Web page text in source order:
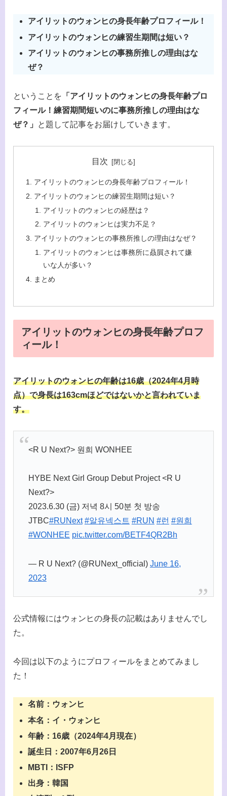
アイリットのウォンヒの身長年齢プロフィール！
アイリットのウォンヒの練習生期間は短い？
アイリットのウォンヒの事務所推しの理由はな
ぜ？
ということを 「アイリットのウォンヒの身長年齢プロ
フィール！練習期間短いのに事務所推しの理由はな
ぜ？」
と題して記事をお届けしていきます。
目次
アイリットのウォンヒの身長年齢プロフィール！
アイリットのウォンヒの練習生期間は短い？
アイリットのウォンヒの経歴は？
アイリットのウォンヒは実力不足？
アイリットのウォンヒの事務所推しの理由はなぜ？
アイリットのウォンヒは事務所に贔屓されて嫌
いな人が多い？
まとめ
アイリットのウォンヒの身長年齢プロフ
ィール！
アイリットのウォンヒの年齢は16歳（2024年4月時
点）で身長は163cmほどではないかと言われていま
す。
<R U Next?> 원희 WONHEE
HYBE Next Girl Group Debut Project <R U
Next?>
2023.6.30 (금) 저녁 8시 50분 첫 방송
JTBC#RUNext #알유넥스트 #RUN #런 #원희
#WONHEE pic.twitter.com/BETF4QR2Bh
— R U Next? (@RUNext_official) June 16,
2023
公式情報にはウォンヒの身長の記載はありませんでし
た。
今回は以下のようにプロフィールをまとめてみまし
た！
名前：ウォンヒ
本名：イ・ウォンヒ
年齢：16歳（2024年4月現在）
誕生日：2007年6月26日
MBTI：ISFP
出身：韓国